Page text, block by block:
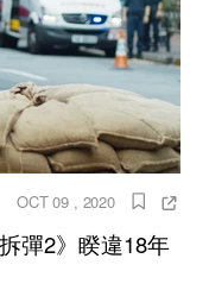
OCT 09 , 2020
彈2》睽違18年